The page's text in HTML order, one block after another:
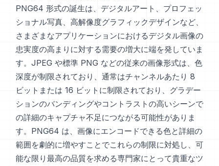
PNG64 形式の誕生は、デジタルアート、プロフェッ
ショナル写真、高解像度グラフィックデザインなど、
さまざまなアプリケーションにおけるデジタル画像の
忠実度の高まりに対する需要の増大に端を発していま
す。JPEG や標準 PNG などの従来の画像形式は、色
深度が制限されており、通常はチャンネルあたり 8
ビットまたは 16 ビットに制限されており、グラデー
ションのバンディングやコントラストの高いシーンで
の詳細のキャプチャ不足につながる可能性がありま
す。PNG64 は、画像にエンコードできる色と詳細の
範囲を劇的に増やすことでこれらの制限に対処し、可
能な限り最高の品質を求める専門家にとって貴重なツ